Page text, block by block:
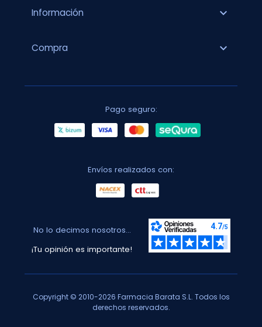
Información expand_more
Compra expand_more
Pago seguro:
Envíos realizados con:
No lo decimos nosotros...
¡Tu opinión es importante!
Copyright © 2010-2026 Farmacia Barata S.L. Todos los
derechos reservados.